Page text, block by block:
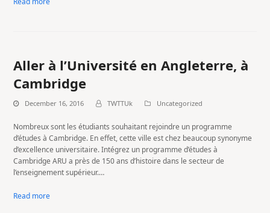
Aller à l’Université en Angleterre, à
Cambridge
December 16, 2016 TWTTUk Uncategorized
Nombreux sont les étudiants souhaitant rejoindre un programme
d’études à Cambridge. En effet, cette ville est chez beaucoup synonyme
d’excellence universitaire. Intégrez un programme d’études à
Cambridge ARU a près de 150 ans d’histoire dans le secteur de
l’enseignement supérieur.…
Read more